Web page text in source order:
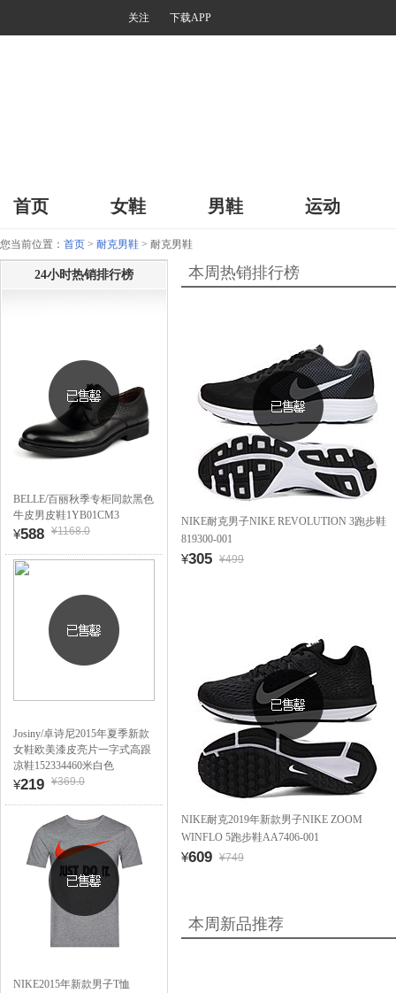
关注 下载APP
首页 女鞋 男鞋 运动
您当前位置： 首页 > 耐克男鞋 > 耐克男鞋
24小时热销排行榜
BELLE/百丽秋季专柜同款黑色
牛皮男皮鞋1YB01CM3
¥588 ¥1168.0
Josiny/卓诗尼2015年夏季新款
女鞋欧美漆皮亮片一字式高跟
凉鞋152334460米白色
¥219 ¥369.0
NIKE2015年新款男子T恤
本周热销排行榜
NIKE耐克男子NIKE REVOLUTION 3跑步鞋
819300-001
¥305 ¥499
NIKE耐克2019年新款男子NIKE ZOOM
WINFLO 5跑步鞋AA7406-001
¥609 ¥749
本周新品推荐